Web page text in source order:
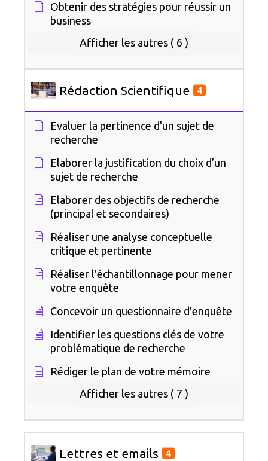
Obtenir des stratégies pour réussir un
business
Afficher les autres ( 6 )
Rédaction Scientifique 4
Evaluer la pertinence d'un sujet de
recherche
Elaborer la justification du choix d’un
sujet de recherche
Elaborer des objectifs de recherche
(principal et secondaires)
Réaliser une analyse conceptuelle
critique et pertinente
Réaliser l'échantillonnage pour mener
votre enquête
Concevoir un questionnaire d'enquête
Identifier les questions clés de votre
problématique de recherche
Rédiger le plan de votre mémoire
Afficher les autres ( 7 )
Lettres et emails 4